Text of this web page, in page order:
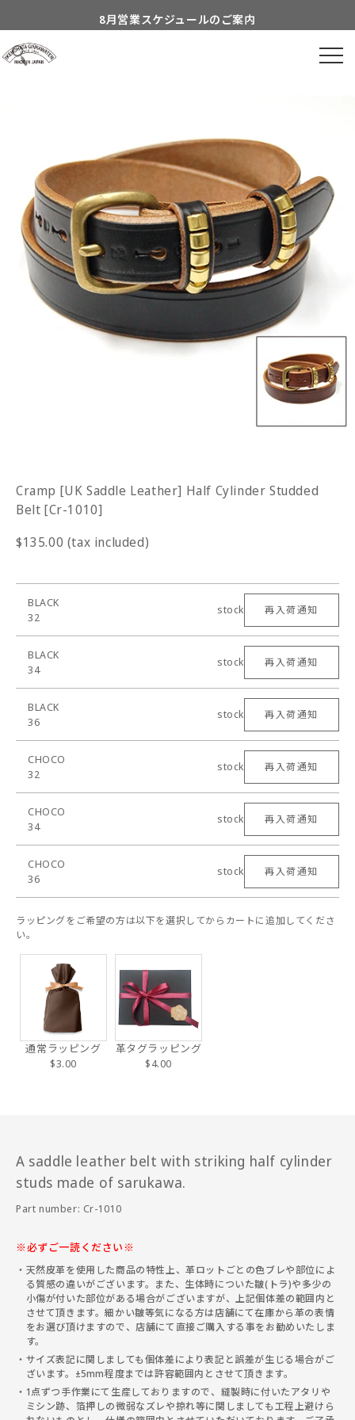
8月営業スケジュールのご案内
付属品についてのご案内
Cramp [UK Saddle Leather] Half Cylinder Studded
Belt [Cr-1010]
$135.00 (tax included)
BLACK
32
stock 再入荷通知
BLACK
34
stock 再入荷通知
BLACK
36
stock 再入荷通知
CHOCO
32
stock 再入荷通知
CHOCO
34
stock 再入荷通知
CHOCO
36
stock 再入荷通知
ラッピングをご希望の方は以下を選択してからカートに追加してくださ
い。
通常ラッピング
$3.00
革タグラッピング
$4.00
A saddle leather belt with striking half cylinder
studs made of sarukawa.
Part number: Cr-1010
※必ずご一読ください※
天然皮革を使用した商品の特性上、革ロットごとの色ブレや部位によ
る質感の違いがございます。また、生体時についた皺(トラ)や多少の
小傷が付いた部位がある場合がございますが、上記個体差の範囲内と
させて頂きます。細かい皺等気になる方は店舗にて在庫から革の表情
をお選び頂けますので、店舗にて直接ご購入する事をお勧めいたしま
す。
サイズ表記に関しましても個体差により表記と誤差が生じる場合がご
ざいます。±5mm程度までは許容範囲内とさせて頂きます。
1点ずつ手作業にて生産しておりますので、縫製時に付いたアタリや
ミシン跡、箔押しの微弱なズレや掠れ等に関しましても工程上避けら